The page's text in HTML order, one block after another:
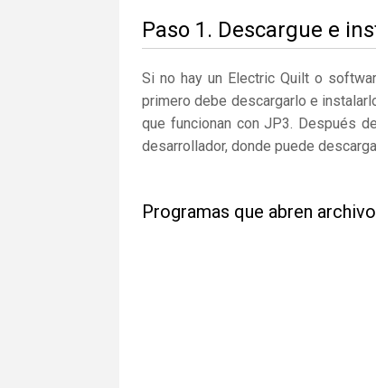
Paso 1. Descargue e
Si no hay un Electric Quilt o
primero debe descargarlo e
que funcionan con JP3. Después
desarrollador, donde puede
Programas que abren